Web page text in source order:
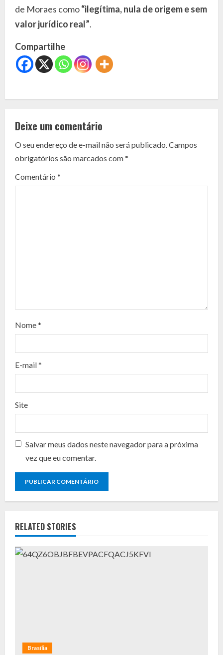
de Moraes como“ilegítima, nula de origem e sem
valor jurídico real”.
Compartilhe
C
n
t
i
a
d
n
g
Deixe um comentário
O seu endereço de e-mail não será publicado. Campos
obrigatórios são marcados com*
Comentário *
Nome*
E-mail*
Site
Salvar meus dados neste navegador para a próxima
vez que eu comentar.
RELATED STORIES
Brasília